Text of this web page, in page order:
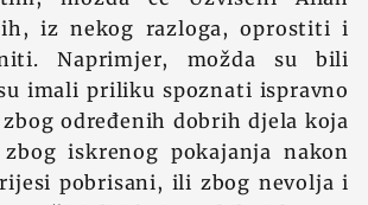
iz nekog razloga, oprostiti i
Naprimjer, možda su bili
imali priliku spoznati ispravno
određenih dobrih djela koja
iskrenog pokajanja nakon
pobrisani, ili zbog nevolja i